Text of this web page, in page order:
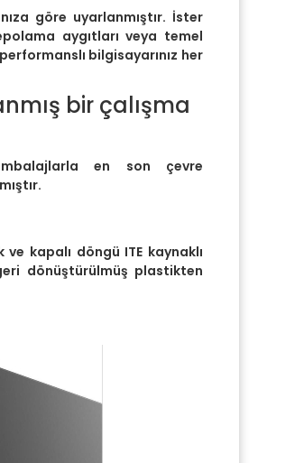
göre uyarlanmıştır. İster
aygıtları veya temel
bilgisayarınız her
bir çalışma
en son çevre
kapalı döngü ITE kaynaklı
dönüştürülmüş plastikten